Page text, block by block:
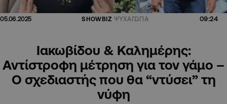
05.06.2025 SHOWBIZ ΨΥΧΑΓΩΓΙΑ 09:24
Ιακωβίδου & Καλημέρης:
Αντίστροφη μέτρηση για τον γάμο –
Ο σχεδιαστής που θα “ντύσει” τη
νύφη